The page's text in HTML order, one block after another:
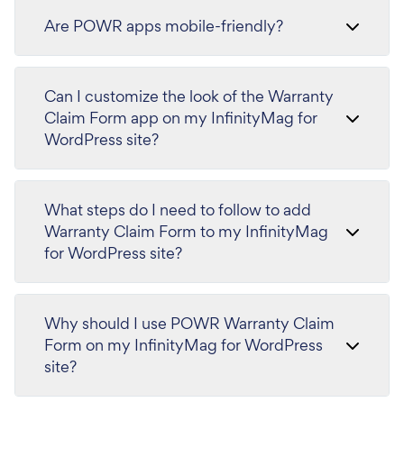
Are POWR apps mobile-friendly?
Can I customize the look of the Warranty
Claim Form app on my InfinityMag for
WordPress site?
What steps do I need to follow to add
Warranty Claim Form to my InfinityMag
for WordPress site?
Why should I use POWR Warranty Claim
Form on my InfinityMag for WordPress
site?